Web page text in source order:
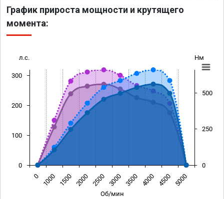
График прироста мощности и крутящего
момента:
Об/мин
л.с. Нм
0 1000 1500 2000 2500 3000 3500 4000 4500 5000
0
100
200
300
0
250
500